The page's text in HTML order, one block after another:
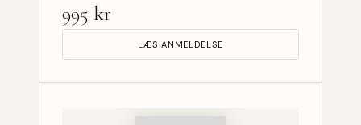
995 kr
LÆS ANMELDELSE